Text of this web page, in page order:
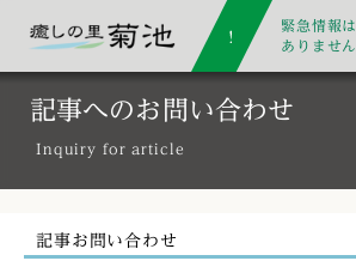
緊急情報は
ありません
記事へのお問い合わせ
Inquiry for article
記事お問い合わせ